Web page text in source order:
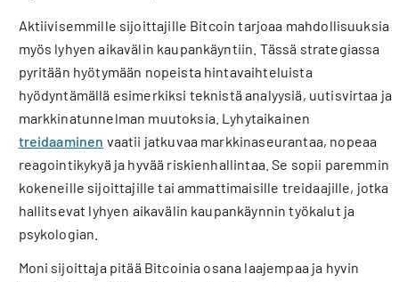
Aktiivisemmille sijoittajille Bitcoin tarjoaa mahdollisuuksia
myös lyhyen aikavälin kaupankäyntiin. Tässä strategiassa
pyritään hyötymään nopeista hintavaihteluista
hyödyntämällä esimerkiksi teknistä analyysiä, uutisvirtaa ja
markkinatunnelman muutoksia. Lyhytaikainen
treidaaminen vaatii jatkuvaa markkinaseurantaa, nopeaa
reagointikykyä ja hyvää riskienhallintaa. Se sopii paremmin
kokeneille sijoittajille tai ammattimaisille treidaajille, jotka
hallitsevat lyhyen aikavälin kaupankäynnin työkalut ja
psykologian.
Moni sijoittaja pitää Bitcoinia osana laajempaa ja hyvin